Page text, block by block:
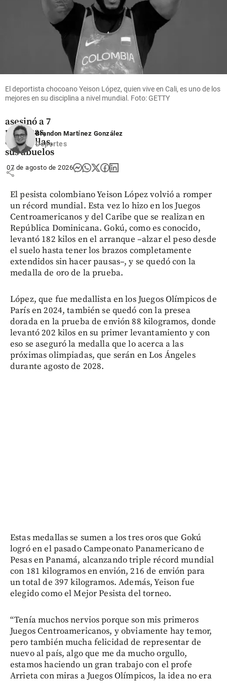
share
Mundo
Tragedia en
Tailandia:
asesinó a 7
personas,
entre ellas,
sus abuelos
share
El deportista chocoano Yeison López, quien vive en Cali, es uno de los
mejores en su disciplina a nivel mundial. Foto: GETTY
Brandon Martínez González
Deportes
07 de agosto de 2026
El pesista colombiano Yeison López volvió a romper
un récord mundial. Esta vez lo hizo en los Juegos
Centroamericanos y del Caribe que se realizan en
República Dominicana. Gokú, como es conocido,
levantó 182 kilos en el arranque –alzar el peso desde
el suelo hasta tener los brazos completamente
extendidos sin hacer pausas–, y se quedó con la
medalla de oro de la prueba.
López, que fue medallista en los Juegos Olímpicos de
París en 2024, también se quedó con la presea
dorada en la prueba de envión 88 kilogramos, donde
levantó 202 kilos en su primer levantamiento y con
eso se aseguró la medalla que lo acerca a las
próximas olimpiadas, que serán en Los Ángeles
durante agosto de 2028.
Estas medallas se sumen a los tres oros que Gokú
logró en el pasado Campeonato Panamericano de
Pesas en Panamá, alcanzando triple récord mundial
con 181 kilogramos en envión, 216 de envión para
un total de 397 kilogramos. Además, Yeison fue
elegido como el Mejor Pesista del torneo.
“Tenía muchos nervios porque son mis primeros
Juegos Centroamericanos, y obviamente hay temor,
pero también mucha felicidad de representar de
nuevo al país, algo que me da mucho orgullo,
estamos haciendo un gran trabajo con el profe
Arrieta con miras a Juegos Olímpicos, la idea no era